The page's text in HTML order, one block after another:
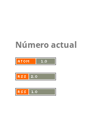
Número actual